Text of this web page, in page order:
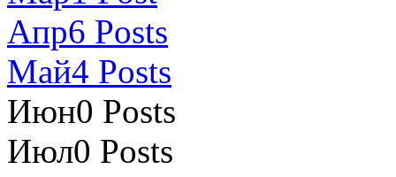
Апр6 Posts
Май4 Posts
Июн0 Posts
Июл0 Posts